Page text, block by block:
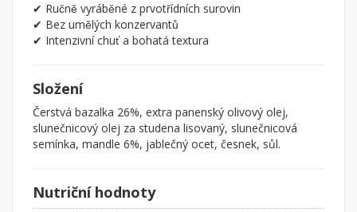
✔ Ručně vyráběné z prvotřídních surovin
✔ Bez umělých konzervantů
✔ Intenzivní chuť a bohatá textura
Složení
Čerstvá bazalka 26%, extra panenský olivový olej,
slunečnicový olej za studena lisovaný, slunečnicová
semínka, mandle 6%, jablečný ocet, česnek, sůl.
Nutriční hodnoty